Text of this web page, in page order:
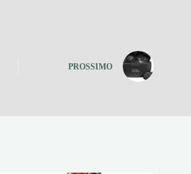
PROSSIMO